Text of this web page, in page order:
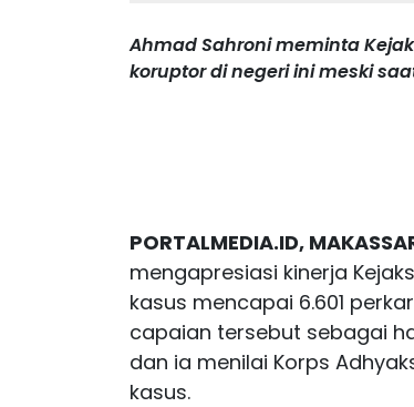
Ahmad Sahroni meminta
koruptor di negeri ini meski
PORTALMEDIA.ID,
mengapresiasi kinerja
kasus mencapai 6.601
capaian tersebut sebagai
dan ia menilai Korps
kasus.